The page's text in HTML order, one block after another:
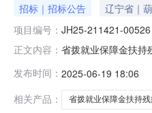
招标｜招标公告 辽宁省｜
项目编号： JH25-211421-00526
正文内容： 省拨就业保障金扶持
号：001包预算金额
成需
发布时间： 2025-06-19 18:06
相关产品：
省拨就业保障金扶持